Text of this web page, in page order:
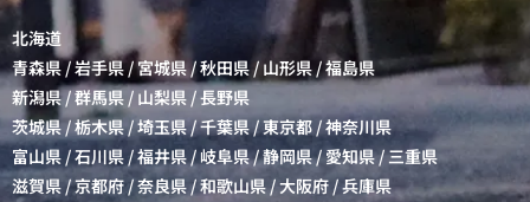
北海道
青森県/岩手県/宮城県/秋田県 / 山形県/福島県
新潟県/群馬県 / 山梨県 /長野県
茨城県 /栃木県/埼玉県/千葉県/東京都 /神奈川県
富山県 /石川県 /福井県/岐阜県/静岡県/愛知県/三重県
滋賀県/京都府/奈良県 /和歌山県/大阪府 /兵庫県